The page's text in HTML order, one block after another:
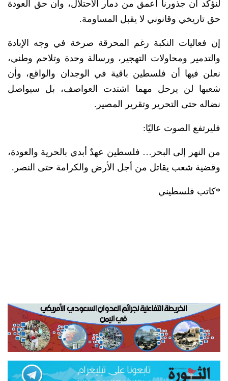
لنؤكد أن جذورنا أعمق من دمار الاحتلال، وأن حق العودة
حق تاريخي وقانوني لا يقبل المساومة.
إن فعاليات النكبة رغم المحرقة صرخة في وجه الإبادة
والتدمير ومحاولات التهجير، ورسالة وحدة وتلاحم وطني،
نعلن فيها أن فلسطين باقية في الوجدان والواقع، وأن
شعبها لن يرحل مهما اشتدت العواصف، بل سيواصل
نضاله حتى التحرير وتقرير المصير.
فليرتفع الصوت عاليًا:
من النهر إلى البحر… فلسطين عهدٌ أبدي بالحرية والعودة،
وقضية شعب يقاتل من أجل الأرض والكرامة حتى النصر.
*كاتب فلسطيني